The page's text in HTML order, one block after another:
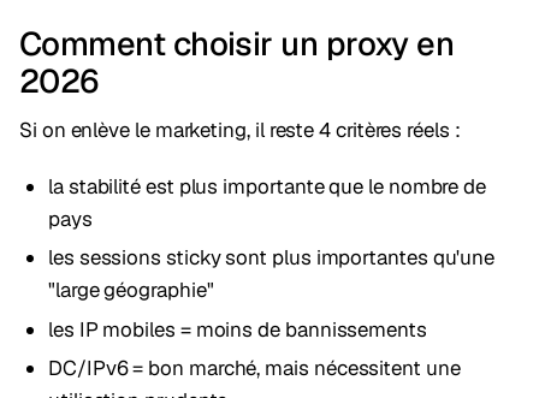
Comment choisir un proxy en
2026
Si on enlève le marketing, il reste 4 critères réels :
la stabilité est plus importante que le nombre de
pays
les sessions sticky sont plus importantes qu'une
"large géographie"
les IP mobiles = moins de bannissements
DC/IPv6 = bon marché, mais nécessitent une